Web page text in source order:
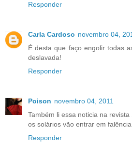
Responder
Carla Cardoso novembro 04,
É desta que faço engolir todas
deslavada!
Responder
Poison novembro 04, 2011
Também li essa noticia na revista
os solários vão entrar em
Responder